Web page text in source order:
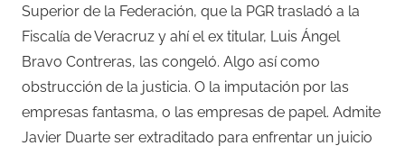
Superior de la Federación, que la PGR trasladó a la
Fiscalía de Veracruz y ahí el ex titular, Luis Ángel
Bravo Contreras, las congeló. Algo así como
obstrucción de la justicia. O la imputación por las
empresas fantasma, o las empresas de papel. Admite
Javier Duarte ser extraditado para enfrentar un juicio